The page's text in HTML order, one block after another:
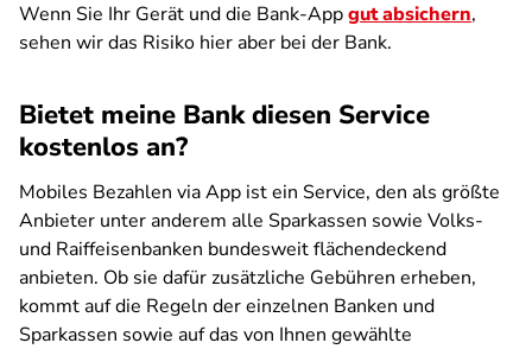
Wenn Sie Ihr Gerät und die Bank-Appgut absichern,
sehen wir das Risiko hier aber bei der Bank.
Bietet meine Bank diesen Service
kostenlos an?
Mobiles Bezahlen via App ist ein Service, den als größte
Anbieter unter anderem alle Sparkassen sowie Volks-
und Raiffeisenbanken bundesweit flächendeckend
anbieten. Ob sie dafür zusätzliche Gebühren erheben,
kommt auf die Regeln der einzelnen Banken und
Sparkassen sowie auf das von Ihnen gewählte